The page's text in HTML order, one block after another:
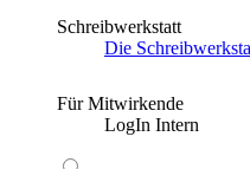
Schreibwerkstatt
Die
Für Mitwirkende
LogIn Intern